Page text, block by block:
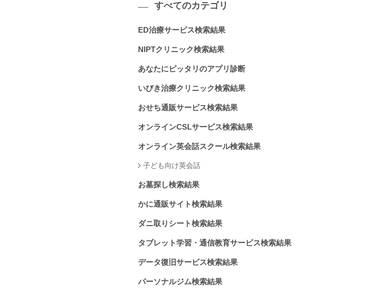
すべてのカテゴリ
ED治療サービス検索結果
NIPTクリニック検索結果
あなたにピッタリのアプリ診断
いびき治療クリニック検索結果
おせち通販サービス検索結果
オンラインCSLサービス検索結果
オンライン英会話スクール検索結果
子ども向け英会話
お墓探し検索結果
かに通販サイト検索結果
ダニ取りシート検索結果
タブレット学習・通信教育サービス検索結果
データ復旧サービス検索結果
パーソナルジム検索結果